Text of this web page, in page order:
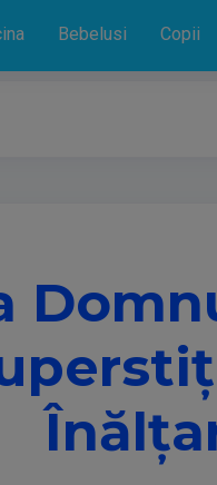
Bebelusi Copii